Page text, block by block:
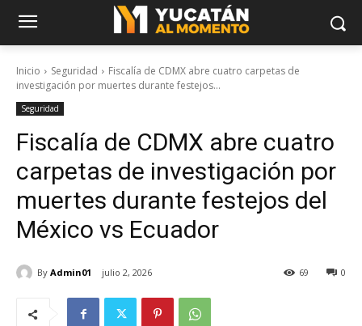
Inicio Seguridad
Fiscalía de CDMX abre cuatro carpetas de
investigación por muertes durante festejos...
Seguridad
Fiscalía de CDMX abre cuatro
carpetas de investigación por
muertes durante festejos del
México vs Ecuador
By Admin01 julio 2, 2026 0
69